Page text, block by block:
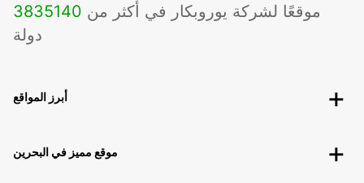
3835 موقعًا لشركة يوروبكار في أكثر من 140
دولة
أبرز المواقع
موقع مميز في البحرين